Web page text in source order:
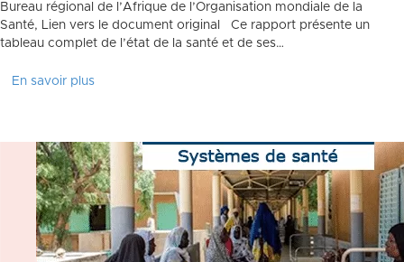
Bureau régional de l’Afrique de l’Organisation mondiale de la
Santé, Lien vers le document original Ce rapport présente un
tableau complet de l’état de la santé et de ses…
En savoir plus